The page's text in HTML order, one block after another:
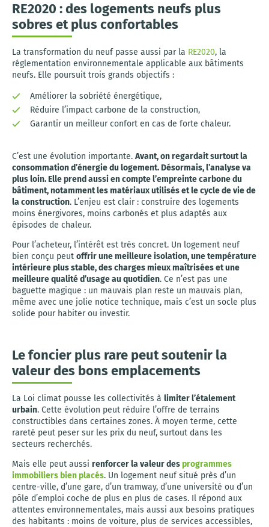
RE2020 : des logements neufs plus
sobres et plus confortables
La transformation du neuf passe aussi par la RE2020, la
réglementation environnementale applicable aux bâtiments
neufs. Elle poursuit trois grands objectifs :
Améliorer la sobriété énergétique,
Réduire l’impact carbone de la construction,
Garantir un meilleur confort en cas de forte chaleur.
C’est une évolution importante. Avant, on regardait surtout la
consommation d’énergie du logement. Désormais, l’analyse va
plus loin. Elle prend aussi en compte l’empreinte carbone du
bâtiment, notamment les matériaux utilisés et le cycle de vie de
la construction. L’enjeu est clair : construire des logements
moins énergivores, moins carbonés et plus adaptés aux
épisodes de chaleur.
Pour l’acheteur, l’intérêt est très concret. Un logement neuf
bien conçu peut offrir une meilleure isolation, une température
intérieure plus stable, des charges mieux maîtrisées et une
meilleure qualité d’usage au quotidien. Ce n’est pas une
baguette magique : un mauvais plan reste un mauvais plan,
même avec une jolie notice technique, mais c’est un socle plus
solide pour habiter ou investir.
Le foncier plus rare peut soutenir la
valeur des bons emplacements
La Loi climat pousse les collectivités à limiter l’étalement
urbain. Cette évolution peut réduire l’offre de terrains
constructibles dans certaines zones. À moyen terme, cette
rareté peut peser sur les prix du neuf, surtout dans les
secteurs recherchés.
Mais elle peut aussi renforcer la valeur desprogrammes
immobiliers bien placés. Un logement neuf situé près d’un
centre-ville, d’une gare, d’un tramway, d’une université ou d’un
pôle d’emploi coche de plus en plus de cases. Il répond aux
attentes environnementales, mais aussi aux besoins pratiques
des habitants : moins de voiture, plus de services accessibles,